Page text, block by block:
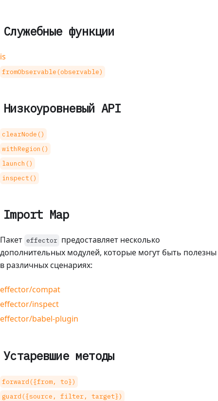
Служебные функции
is
fromObservable(observable)
Низкоуровневый API
clearNode()
withRegion()
launch()
inspect()
Import Map
Пакет effector предоставляет несколько
дополнительных модулей, которые могут быть полезны
в различных сценариях:
effector/compat
effector/inspect
effector/babel-plugin
Устаревшие методы
forward({from, to})
guard({source, filter, target})